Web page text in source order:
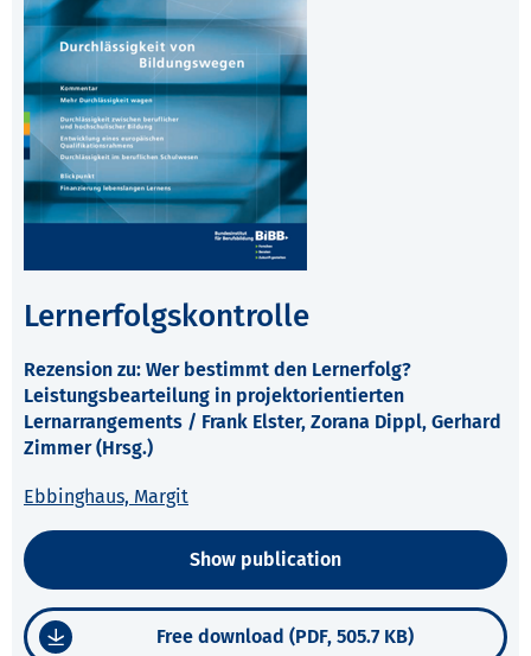
Lernerfolgskontrolle
Rezension zu: Wer bestimmt den Lernerfolg?
Leistungsbearteilung in projektorientierten
Lernarrangements / Frank Elster, Zorana Dippl, Gerhard
Zimmer (Hrsg.)
Ebbinghaus, Margit
Show publication
Free download (PDF, 505.7 KB)